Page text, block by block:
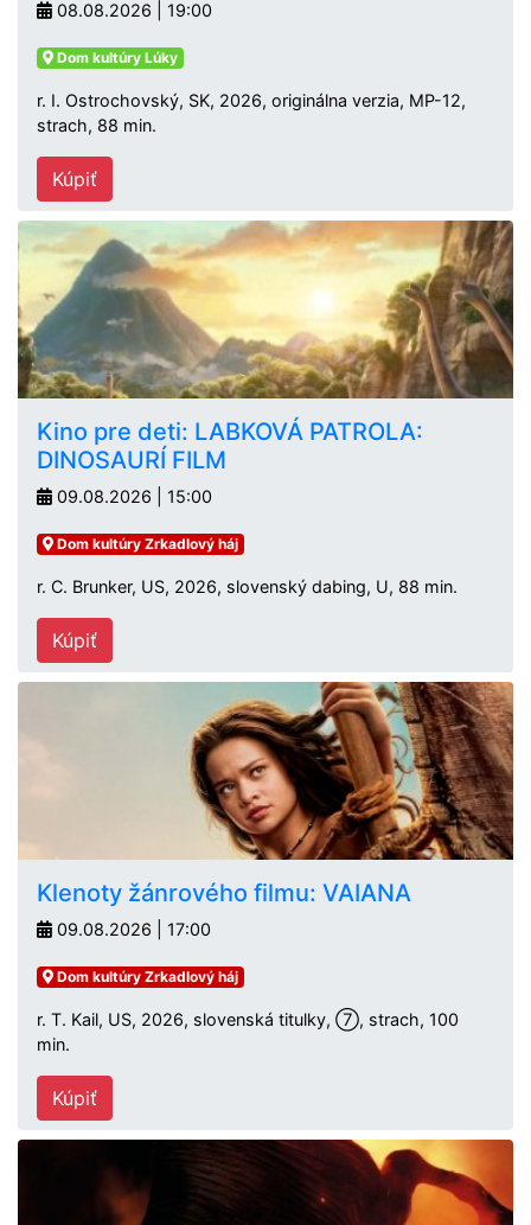
08.08.2026 | 19:00
Dom kultúry Lúky
r. I. Ostrochovský, SK, 2026, originálna verzia, MP-12,
strach, 88 min.
Kúpiť
Kino pre deti: LABKOVÁ PATROLA:
DINOSAURÍ FILM
09.08.2026 | 15:00
Dom kultúry Zrkadlový háj
r. C. Brunker, US, 2026, slovenský dabing, U, 88 min.
Kúpiť
Klenoty žánrového filmu: VAIANA
09.08.2026 | 17:00
Dom kultúry Zrkadlový háj
r. T. Kail, US, 2026, slovenská titulky, ⑦, strach, 100
min.
Kúpiť